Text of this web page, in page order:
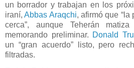
un borrador y trabajan en los
iraní,Abbas Araqchi, afirmó que “la
cerca”, aunque Teherán
memorando preliminar. Donald
un “gran acuerdo” listo, pero
filtradas.